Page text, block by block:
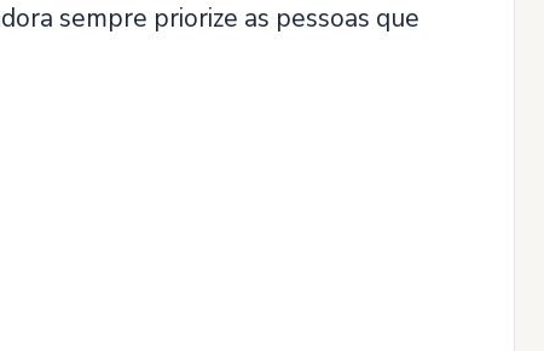
sempre priorize as pessoas que